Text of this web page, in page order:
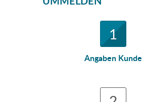
1
Angaben Kunde